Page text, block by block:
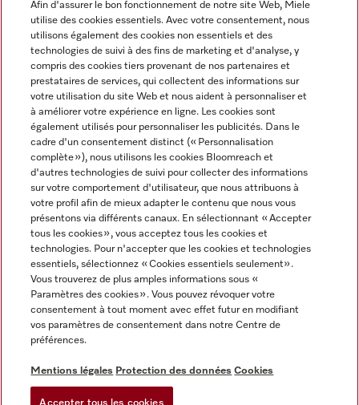
Langue
FRANÇAIS
Informations légales
CGV
Conditions d’utilisation
Déclaration d'accessibilité
Digital Services Act
Miele sur Facebook
Miele sur Youtube
Miele sur Instagram
Miele sur Pinterest
Afin d'assurer le bon fonctionnement de notre site Web, Miele
utilise des cookies essentiels. Avec votre consentement, nous
utilisons également des cookies non essentiels et des
technologies de suivi à des fins de marketing et d'analyse, y
compris des cookies tiers provenant de nos partenaires et
prestataires de services, qui collectent des informations sur
votre utilisation du site Web et nous aident à personnaliser et
à améliorer votre expérience en ligne. Les cookies sont
également utilisés pour personnaliser les publicités. Dans le
cadre d'un consentement distinct (« Personnalisation
complète »), nous utilisons les cookies Bloomreach et
d'autres technologies de suivi pour collecter des informations
sur votre comportement d'utilisateur, que nous attribuons à
votre profil afin de mieux adapter le contenu que nous vous
présentons via différents canaux. En sélectionnant « Accepter
tous les cookies », vous acceptez tous les cookies et
technologies. Pour n'accepter que les cookies et technologies
essentiels, sélectionnez « Cookies essentiels seulement».
Vous trouverez de plus amples informations sous «
Paramètres des cookies ». Vous pouvez révoquer votre
consentement à tout moment avec effet futur en modifiant
vos paramètres de consentement dans notre Centre de
préférences.
Mentions légales Protection des données Cookies